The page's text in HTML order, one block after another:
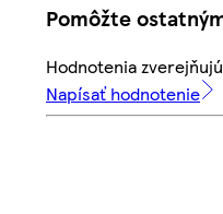
Pomôžte
Hodnotenia
Napísať hodnotenie